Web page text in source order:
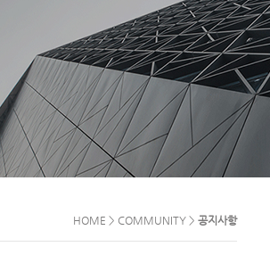
HOME > COMMUNITY > 공지사항